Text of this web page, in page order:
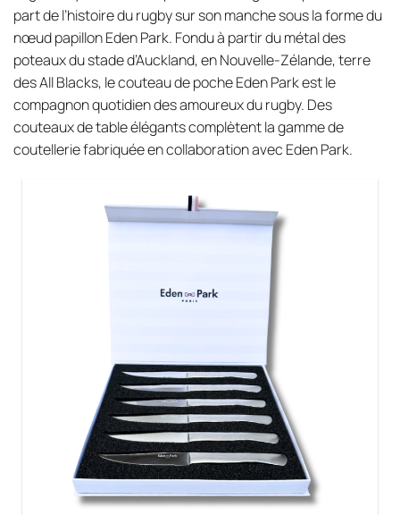
part de l’histoire du rugby sur son manche sous la forme du
nœud papillon Eden Park. Fondu à partir du métal des
poteaux du stade d’Auckland, en Nouvelle-Zélande, terre
des All Blacks, le couteau de poche Eden Park est le
compagnon quotidien des amoureux du rugby. Des
couteaux de table élégants complètent la gamme de
coutellerie fabriquée en collaboration avec Eden Park.